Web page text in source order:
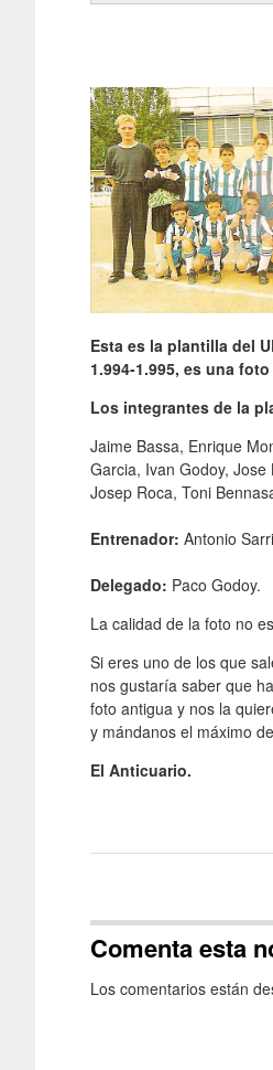
Esta es la plantilla del
1.994-1.995, es una
Los integrantes de la
Jaime Bassa, Enrique
Garcia, Ivan Godoy,
Josep Roca, Toni
Entrenador: Antonio
Delegado: Paco Godoy.
La calidad de la foto no
Si eres uno de los que
nos gustaría saber que
foto antigua y nos la
y mándanos el máximo
El Anticuario.
Comenta esta
Los comentarios están